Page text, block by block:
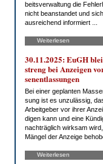
beits­ver­wal­tung die
nicht be­an­stan­det und
aus­rei­chend in­for­miert ...
Weiterlesen
30.11.2025: EuGH
streng bei An­zei­gen
sen­ent­las­sun­gen
Bei ei­ner ge­plan­ten
sung ist es un­zu­läs­sig,
Ar­beit­ge­ber vor ih­rer
di­gen kann und ei­ne
nach­träg­lich wirk­sam
Män­gel der An­zei­ge
Weiterlesen